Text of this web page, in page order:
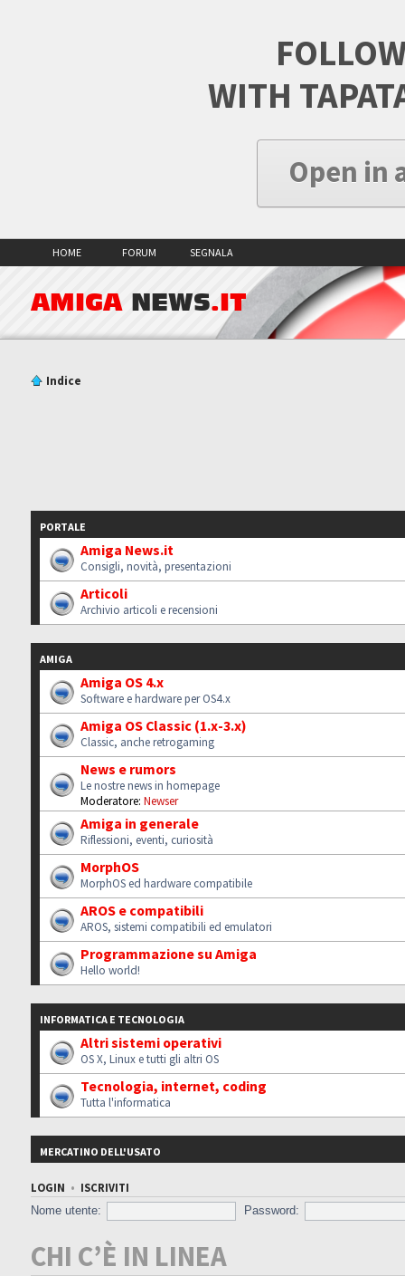
WITH
Open in
HOME FORUM SEGNALA
AMIGA NEWS.IT
Indice
PORTALE
Amiga News.it
Consigli, novità, presentazioni
Articoli
Archivio articoli e recensioni
AMIGA
Amiga OS 4.x
Software e hardware per OS4.x
Amiga OS Classic (1.x-3.x)
Classic, anche retrogaming
News e rumors
Le nostre news in homepage
Moderatore: Newser
Amiga in generale
Riflessioni, eventi, curiosità
MorphOS
MorphOS ed hardware compatibile
AROS e compatibili
AROS, sistemi compatibili ed emulatori
Programmazione su Amiga
Hello world!
INFORMATICA E TECNOLOGIA
Altri sistemi operativi
OS X, Linux e tutti gli altri OS
Tecnologia, internet, coding
Tutta l'informatica
MERCATINO DELL'USATO
LOGIN • ISCRIVITI
Nome utente:
Password:
CHI C’È IN LINEA